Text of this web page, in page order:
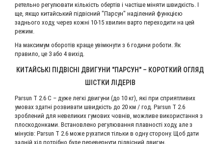
ретельно регулювати кількість обертів і частіше міняти швидкість. І
ще, якщо китайський підвісний "Парсун" наділений функцією
заднього ходу, через кожні 10-15 хвилин варто переходити на цей
режим.
На максимум оборотів краще увімкнути з 6 години роботи. Як
правило, це 3 або 4 вихід.
КИТАЙСЬКІ ПІДВІСНІ ДВИГУНИ "ПАРСУН" – КОРОТКИЙ ОГЛЯД
ШІСТКИ ЛІДЕРІВ
Parsun T 2.6 С – дуже легкі двигуни (до 10 кг), які при сприятливих
умовах здатні розвивати швидкість до 20 км / год. Parsun T 2.6
зроблений для невеликих гумових човнів, можливе використання з
плоскодонками. Встановлено регулювання плавності ходу, але з
мінусів: Parsun T 2.6 може рухатися тільки в одну сторону. Щоб дати
задній хід потрібно буде перевернути підвісний двигун.